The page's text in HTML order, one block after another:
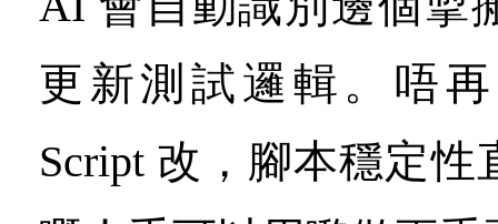
更新測試邏輯。唔
Script 改，腳本穩定